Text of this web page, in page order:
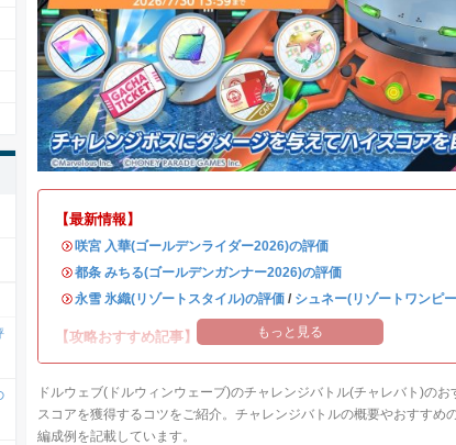
【最新情報】
・咲宮 入華(ゴールデンライダー2026)の評価
・都条 みちる(ゴールデンガンナー2026)の評価
・永雪 氷織(リゾートスタイル)の評価 / シュネー(リゾートワンピ
【攻略おすすめ記事】 もっと見る
ドルウェブ(ドルウィンウェーブ)のチャレンジバトル(チャレバト)のお
スコアを獲得するコツをご紹介。チャレンジバトルの概要やおすすめ
編成例を記載しています。